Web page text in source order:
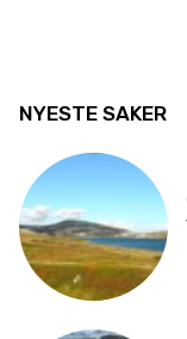
NYESTE SAKER